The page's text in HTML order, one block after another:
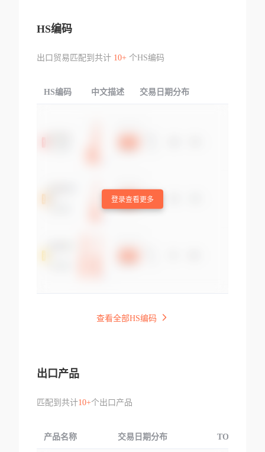
HS编码
出口贸易匹配到共计 10+个HS编码
HS编码 中文描述 交易日期分布
登录查看更多
查看全部HS编码
出口产品
匹配到共计10+个出口产品
产品名称 交易日期分布 TOP3交易国